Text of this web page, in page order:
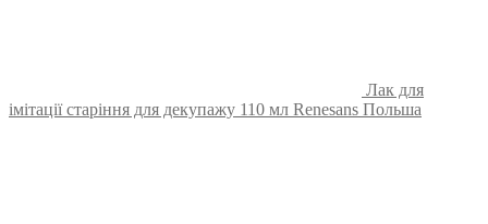
Лак для
імітації старіння для декупажу 110 мл Renesans Польша